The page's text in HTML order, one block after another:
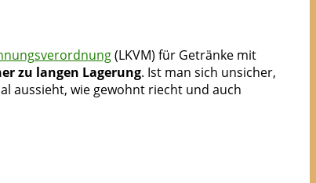
(LKVM) für Getränke mit
zu langen Lagerung. Ist man sich unsicher,
aussieht, wie gewohnt riecht und auch